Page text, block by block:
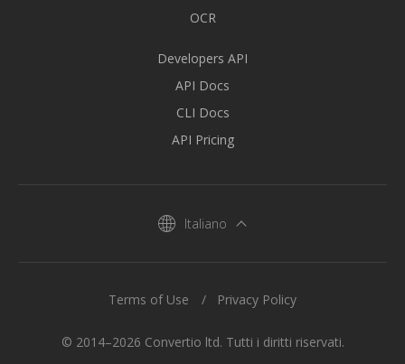
OCR
Developers API
API Docs
CLI Docs
API Pricing
Italiano
© 2014–2026 Convertio ltd. Tutti i diritti riservati.
Terms of Use Privacy Policy